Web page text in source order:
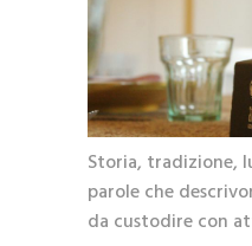
Storia, tradizione,
parole che
da custodire con